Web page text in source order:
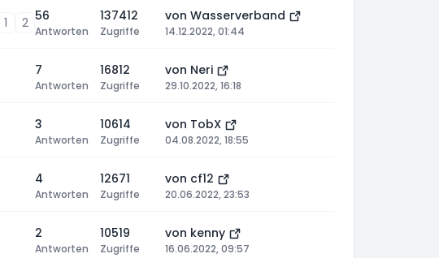
1 2 56
Antworten
137412
Zugriffe
von Wasserverband
14.12.2022, 01:44
7
Antworten
16812
Zugriffe
von Neri
29.10.2022, 16:18
3
Antworten
10614
Zugriffe
von TobX
04.08.2022, 18:55
4
Antworten
12671
Zugriffe
von cf12
20.06.2022, 23:53
2
Antworten
10519
Zugriffe
von kenny
16.06.2022, 09:57